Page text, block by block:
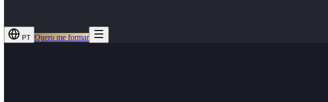
PT Quero me formar